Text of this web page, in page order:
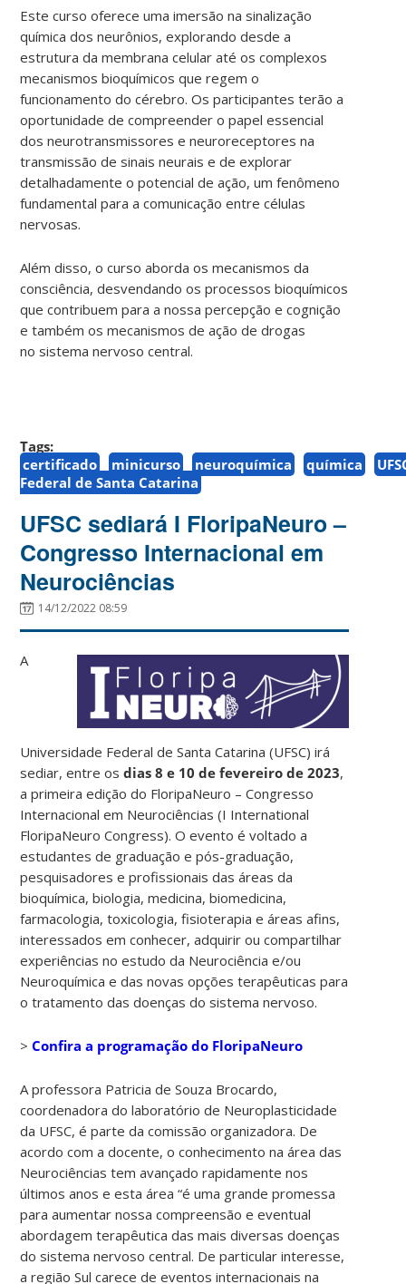
Este curso oferece uma imersão na sinalização
química dos neurônios, explorando desde a
estrutura da membrana celular até os complexos
mecanismos bioquímicos que regem o
funcionamento do cérebro. Os participantes terão a
oportunidade de compreender o papel essencial
dos neurotransmissores e neuroreceptores na
transmissão de sinais neurais e de explorar
detalhadamente o potencial de ação, um fenômeno
fundamental para a comunicação entre células
nervosas.
Além disso, o curso aborda os mecanismos da
consciência, desvendando os processos bioquímicos
que contribuem para a nossa percepção e cognição
e também os mecanismos de ação de drogas
nosistema nervoso central.
Tags:
certificado
minicurso neuroquímica química
Federal de Santa Catarina
UFSC sediará I FloripaNeuro –
Congresso Internacional em
Neurociências
14/12/2022 08:59
A
Universidade Federal de Santa Catarina (UFSC) irá
sediar, entre osdias 8 e 10 de fevereiro de 2023,
a primeira edição do FloripaNeuro – Congresso
Internacional em Neurociências (I International
FloripaNeuro Congress). O evento é voltado a
estudantes de graduação e pós-graduação,
pesquisadores e profissionais das áreas da
bioquímica, biologia, medicina, biomedicina,
farmacologia, toxicologia, fisioterapia e áreas afins,
interessados em conhecer, adquirir ou compartilhar
experiências no estudo da Neurociência e/ou
Neuroquímica e das novas opções terapêuticas para
o tratamento das doenças do sistema nervoso.
>Confira a programação do FloripaNeuro
A professora Patricia de Souza Brocardo,
coordenadora do laboratório de Neuroplasticidade
da UFSC, é parte da comissão organizadora. De
acordo com a docente, o conhecimento na área das
Neurociências tem avançado rapidamente nos
últimos anos e esta área “é uma grande promessa
para aumentar nossa compreensão e eventual
abordagem terapêutica das mais diversas doenças
do sistema nervoso central. De particular interesse,
a região Sul carece de eventos internacionais na